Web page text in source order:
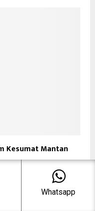
Kesumat Mantan
Whatsapp